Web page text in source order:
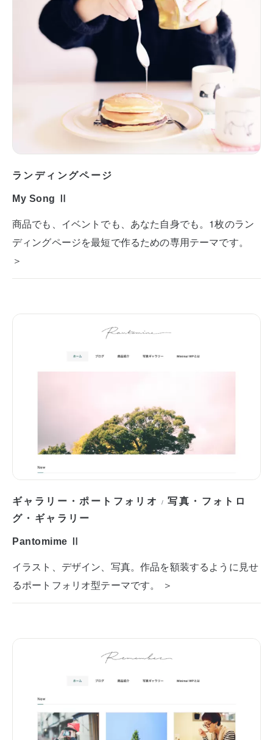
ランディングページ
My Song Ⅱ
商品でも、イベントでも、あなた自身でも。1枚のラン
ディングページを最短で作るための専用テーマです。
＞
ギャラリー・ポートフォリオ /写真・フォトロ
グ・ギャラリー
Pantomime Ⅱ
イラスト、デザイン、写真。作品を額装するように見せ
るポートフォリオ型テーマです。 ＞